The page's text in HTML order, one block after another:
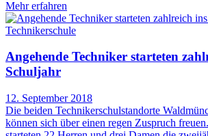
Mehr erfahren
Technikerschule
Angehende Techniker starteten
Schuljahr
12. September 2018
Die beiden Technikerschulstandorte
können sich über einen regen Zuspruch